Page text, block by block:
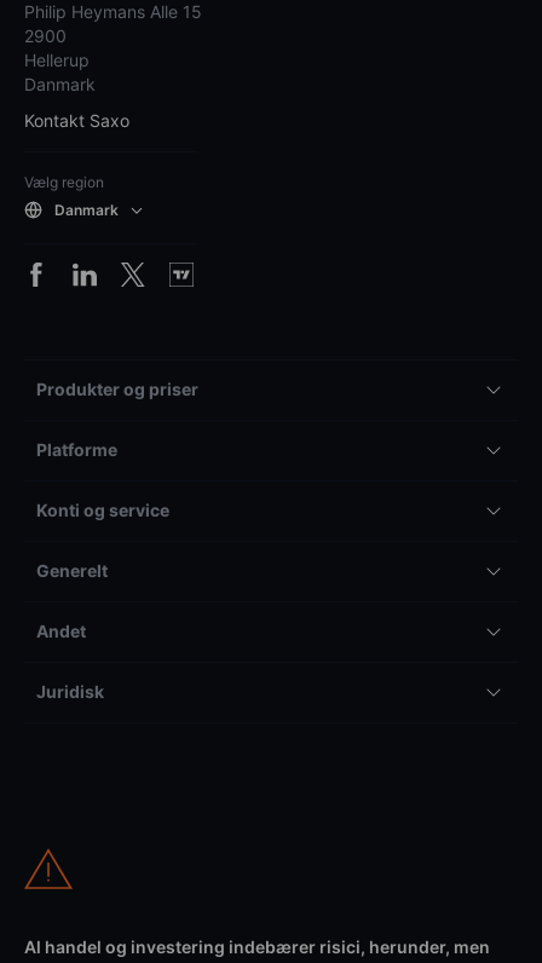
Philip Heymans Alle 15
2900
Hellerup
Danmark
Kontakt Saxo
Vælg region
Danmark
Produkter og priser
Platforme
Konti og service
Generelt
Andet
Juridisk
Al handel og investering indebærer risici, herunder, men